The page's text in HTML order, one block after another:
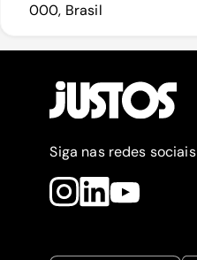
000, Brasil
Siga nas redes sociais